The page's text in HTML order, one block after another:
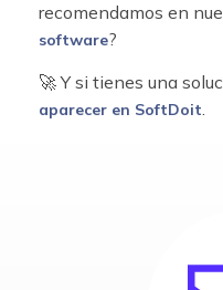
recomendamos en
software?
🚀 Y si tienes una
aparecer en SoftDoit.